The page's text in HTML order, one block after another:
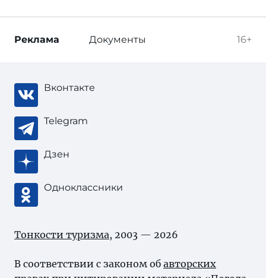
16+
Реклама Документы
Вконтакте
Telegram
Дзен
Одноклассники
Тонкости туризма, 2003 — 2026
В соответствии с законом об авторских